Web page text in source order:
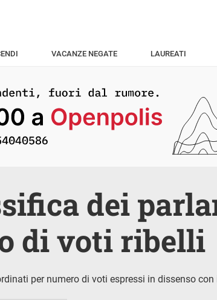
VACANZE NEGATE LAUREATI
dei
di voti ribelli
per numero di voti espressi in dissenso